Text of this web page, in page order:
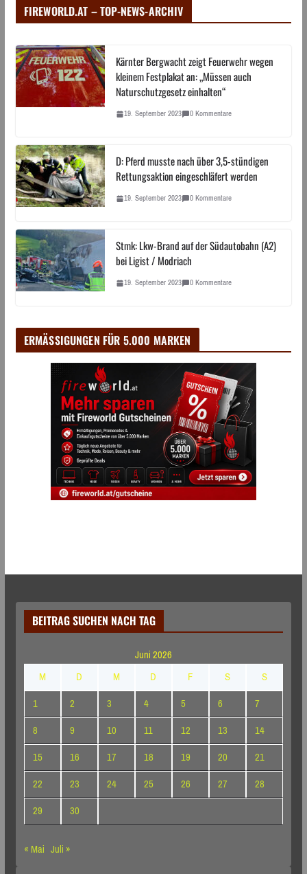
FIREWORLD.AT – TOP-NEWS-ARCHIV
Kärnter Bergwacht zeigt Feuerwehr wegen
kleinem Festplakat an: „Müssen auch
Naturschutzgesetz einhalten“
19. September 2023 0 Kommentare
D: Pferd musste nach über 3,5-stündigen
Rettungsaktion eingeschläfert werden
19. September 2023 0 Kommentare
Stmk: Lkw-Brand auf der Südautobahn (A2)
bei Ligist / Modriach
19. September 2023 0 Kommentare
ERMÄSSIGUNGEN FÜR 5.000 MARKEN
BEITRAG SUCHEN NACH TAG
Juni 2026
M
D M D F S
S
1
2 3 4 5 6
7
8
9 10 11 12 13
14
15
16 17 18 19 20
21
22
23 24 25 26 27
28
29
30
« Mai Juli »